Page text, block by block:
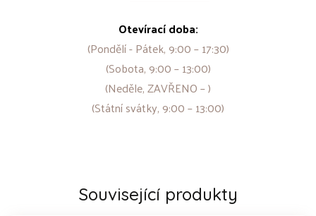
Otevírací doba:
(Pondělí - Pátek, 9:00 – 17:30)
(Sobota, 9:00 – 13:00)
(Neděle, ZAVŘENO – )
(Státní svátky, 9:00 – 13:00)
Související produkty